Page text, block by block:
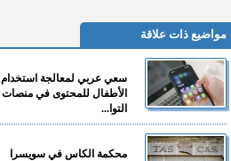
مواضيع ذات علاقة
سعي عربي لمعالجة استخدام
الأطفال للمحتوى في منصات
التوا...
محكمة الكاس في سويسرا